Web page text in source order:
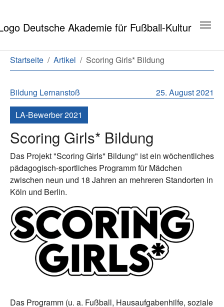
Sie sind hier:
Startseite Artikel Scoring Girls* Bildung
25. August 2021
Bildung Lernanstoß
LA-Bewerber 2021
Scoring Girls* Bildung
Das Projekt "Scoring Girls* Bildung" ist ein wöchentliches
pädagogisch-sportliches Programm für Mädchen
zwischen neun und 18 Jahren an mehreren Standorten in
Köln und Berlin.
Das Programm (u. a. Fußball, Hausaufgabenhilfe, soziale